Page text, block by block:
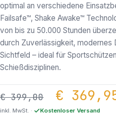
optimal an verschiedene
Failsafe™, Shake Awake™
von bis zu 50.000 Stunden
durch Zuverlässigkeit, modernes
Sichtfeld – ideal für
Schießdisziplinen.
€399,00 €
inkl. MwSt. · Kostenloser Versand